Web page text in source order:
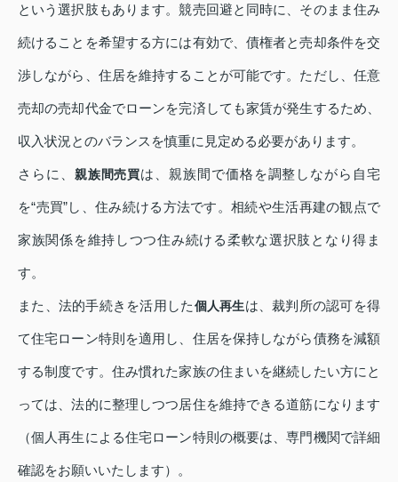
という選択肢もあります。競売回避と同時に、そのまま住み
続けることを希望する方には有効で、債権者と売却条件を交
渉しながら、住居を維持することが可能です。ただし、任意
売却の売却代金でローンを完済しても家賃が発生するため、
収入状況とのバランスを慎重に見定める必要があります。
さらに、 親族間売買は、親族間で価格を調整しながら自宅
を“売買”し、住み続ける方法です。相続や生活再建の観点で
家族関係を維持しつつ住み続ける柔軟な選択肢となり得ま
す。
また、法的手続きを活用した個人再生は、裁判所の認可を得
て住宅ローン特則を適用し、住居を保持しながら債務を減額
する制度です。住み慣れた家族の住まいを継続したい方にと
っては、法的に整理しつつ居住を維持できる道筋になります
（個人再生による住宅ローン特則の概要は、専門機関で詳細
確認をお願いいたします）。